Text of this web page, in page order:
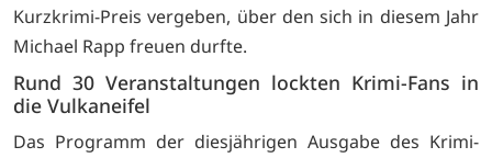
Kurzkrimi-Preis vergeben, über den sich in diesem Jahr
Michael Rapp freuen durfte.
Rund 30 Veranstaltungen lockten Krimi-Fans in
die Vulkaneifel
Das Programm der diesjährigen Ausgabe des Krimi-